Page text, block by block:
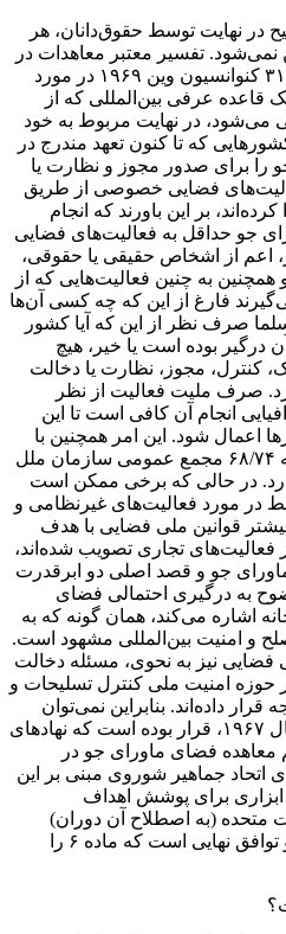
نهایت توسط حقوق‌دانان، هر
تفسیر معتبر معاهدات در
حقوق بین‌الملل، چه طبق ماده ۳۱ کنوانسیون وین ۱۹۶۹ در مورد
قاعده عرفی بین‌المللی که از
می‌شود، در نهایت مربوط به خود
که تا کنون تعهد مندرج در
جو را برای صدور مجوز و نظارت یا
فضایی خصوصی از طریق
بر این باورند که انجام
جو حداقل به فعالیت‌های فضایی
اعم از اشخاص حقیقی یا حقوقی،
به چنین فعالیت‌هایی که از
فارغ از این که چه کسی آن‌ها
صرف نظر از این که آیا کشور
بوده است یا خیر، هیچ
کنترل، مجوز، نظارت یا دخالت
صرف ملیت فعالیت از نظر
انجام آن کافی است تا این
اعمال شود. این امر همچنین با
پیشنهادهای جدی بند ۲ قطعنامه ۶۸/۷۴ مجمع عمومی سازمان ملل
مطابقت دارد. در حالی که برخی ممکن است
در مورد فعالیت‌های غیرنظامی و
قوانین ملی فضایی با هدف
فعالیت‌های تجاری تصویب شده‌اند،
جو و قصد اصلی دو ابرقدرت
در سال ۱۹۶۷ به وضوح به درگیری احتمالی فضای
اشاره می‌کند، همان گونه که به
آن بر صلح و امنیت بین‌المللی مشهود است.
فضایی نیز به نحوی، مسئله دخالت
حوزه امنیت ملی کنترل تسلیحات و
داده‌اند. بنابراین نمی‌توان
استدلال کرد که دست‌کم در سال ۱۹۶۷، قرار بوده است که نهادهای
معاهده فضای ماورای جو در
اتحاد جماهیر شوروی مبنی بر این
برای پوشش اهداف
متحده (به اصطلاح آن دوران)
بودند، عنصر حیاتی در سازش و توافق نهایی است که ماده ۶ را